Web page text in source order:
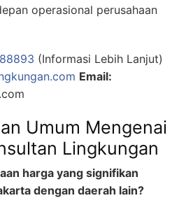
operasional perusahaan
(Informasi Lebih Lanjut)
Email:
Umum Mengenai
Lingkungan
harga yang signifikan
dengan daerah lain?